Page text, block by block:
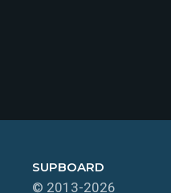
SUPBOARD
© 2013-2026